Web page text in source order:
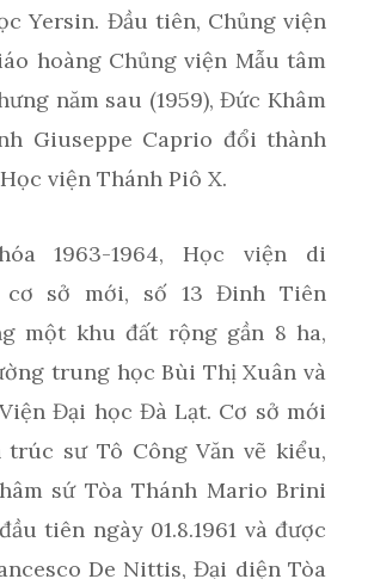
Yersin. Đầu tiên, Chủng viện
hoàng Chủng viện Mẫu tâm
năm sau (1959), Đức Khâm
Giuseppe Caprio đổi thành
viện Thánh Piô X.
1963-1964, Học viện di
cơ sở mới, số 13 Đinh Tiên
một khu đất rộng gần 8 ha,
trung học Bùi Thị Xuân và
Đại học Đà Lạt. Cơ sở mới
sư Tô Công Văn vẽ kiểu,
sứ Tòa Thánh Mario Brini
tiên ngày 01.8.1961 và được
De Nittis, Đại diện Tòa